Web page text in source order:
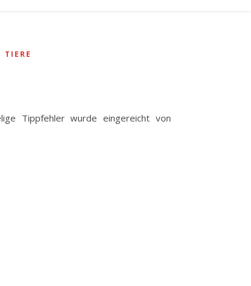
TIERE
Tippfehler wurde eingereicht von